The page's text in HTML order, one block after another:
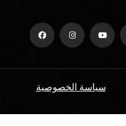
سياسة الخصوصية